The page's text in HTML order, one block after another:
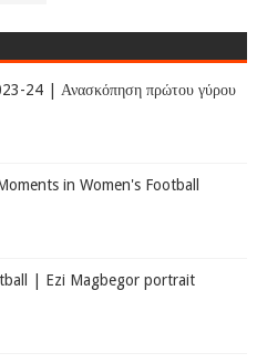
24 | Ανασκόπηση πρώτου γύρου
in Women's Football
| Ezi Magbegor portrait